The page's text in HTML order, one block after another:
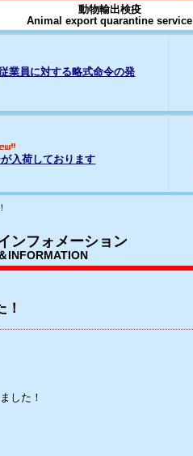
動物輸出検疫
Animal export quarantine service
的措置の経過について
ロッパCB)の輸入
ンフォメーション
INFORMATION
した！